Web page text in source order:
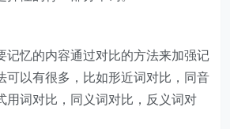
记忆的内容通过对比的方法来加强记
可以有很多，比如形近词对比，同音
用词对比，同义词对比，反义词对